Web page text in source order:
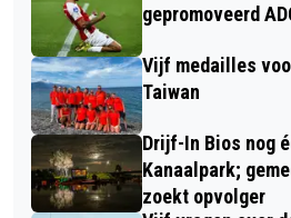
gepromoveerd
Vijf medailles
Taiwan
Drijf-In Bios nog
Kanaalpark;
zoekt opvolger